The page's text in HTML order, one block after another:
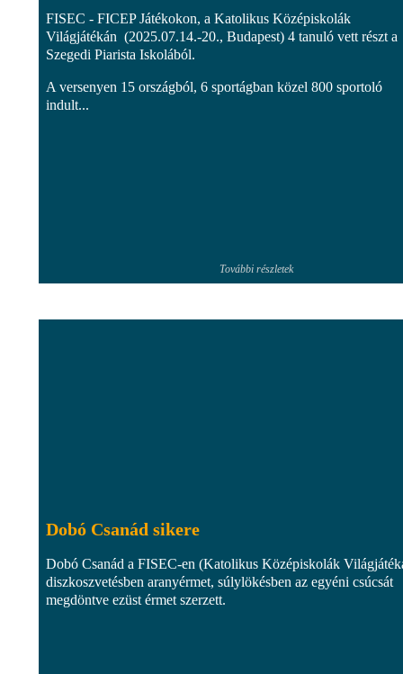
FISEC - FICEP Játékokon, a Katolikus Középiskolák
Világjátékán (2025.07.14.-20., Budapest) 4 tanuló vett részt a
Szegedi Piarista Iskolából.
A versenyen 15 országból, 6 sportágban közel 800 sportoló
indult...
További részletek
Dobó Csanád sikere
Dobó Csanád a FISEC-en (Katolikus Középiskolák
diszkoszvetésben aranyérmet, súlylökésben az egyéni csúcsát
megdöntve ezüst érmet szerzett.